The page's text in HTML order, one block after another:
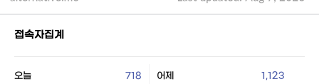
접속자집계
오늘 718 어제 1,123